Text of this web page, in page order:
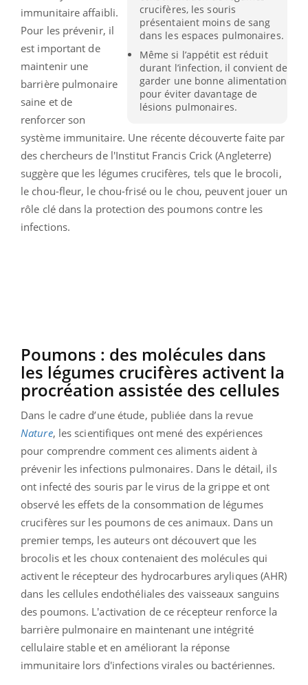
crucifères, les souris
présentaient moins de sang
dans les espaces pulmonaires.
Même si l’appétit est réduit
durant l’infection, il convient de
garder une bonne alimentation
pour éviter davantage de
lésions pulmonaires.
immunitaire affaibli.
Pour les prévenir, il
est important de
maintenir une
barrière pulmonaire
saine et de
renforcer son
système immunitaire. Une récente découverte faite par
des chercheurs de l'Institut Francis Crick (Angleterre)
suggère que les légumes crucifères, tels que le brocoli,
le chou-fleur, le chou-frisé ou le chou, peuvent jouer un
rôle clé dans la protection des poumons contre les
infections.
Poumons : des molécules dans
les légumes crucifères activent la
procréation assistée des cellules
Dans le cadre d’une étude, publiée dans la revue
Nature, les scientifiques ont mené des expériences
pour comprendre comment ces aliments aident à
prévenir les infections pulmonaires. Dans le détail, ils
ont infecté des souris par le virus de la grippe et ont
observé les effets de la consommation de légumes
crucifères sur les poumons de ces animaux. Dans un
premier temps, les auteurs ont découvert que les
brocolis et les choux contenaient des molécules qui
activent le récepteur des hydrocarbures aryliques (AHR)
dans les cellules endothéliales des vaisseaux sanguins
des poumons. L'activation de ce récepteur renforce la
barrière pulmonaire en maintenant une intégrité
cellulaire stable et en améliorant la réponse
immunitaire lors d'infections virales ou bactériennes.